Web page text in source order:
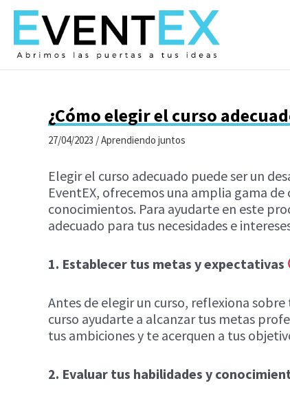
contenido
¿Cómo elegir el curso
27/04/2023 /Aprendiendo juntos
Elegir el curso adecuado puede ser un
EventEX, ofrecemos una amplia gama
conocimientos. Para ayudarte en este
adecuado para tus necesidades e
1. Establecer tus metas y expectativas
Antes de elegir un curso, reflexiona
curso ayudarte a alcanzar tus metas
tus ambiciones y te acerquen a tus
2. Evaluar tus habilidades y